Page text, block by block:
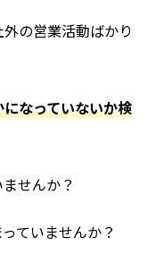
の営業活動ばかり
なっていないか検
せんか？
ていませんか？